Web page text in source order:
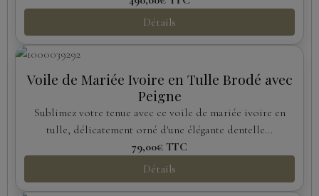
Détails
Voile de Mariée Ivoire en Tulle Brodé avec
Peigne
Sublimez votre tenue avec ce voile de mariée ivoire en
tulle, délicatement orné d'une élégante dentelle...
79,00€ TTC
Détails